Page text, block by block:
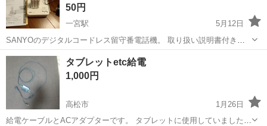
50円
一宮駅
5月12日
SANYOのデジタルコードレス留守番電話機。 取り扱い説明書付き。
電話線に繋げてみても繋がりませんでした。 本体、子機ともにそこま
で汚れは目立ちません。 修理して活用できる方、ぜひ！ その他私の出
品し...
香川 高松市 一宮駅 電話、ＦＡＸ
タブレットetc給電
1,000円
高松市
1月26日
給電ケーブルとACアダプターです。 タブレットに使用していました。